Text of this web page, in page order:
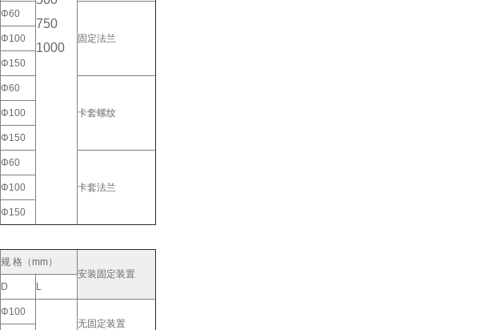
750
1000
Φ60
固定法兰
Φ100
Φ150
Φ60
卡套螺纹
Φ100
Φ150
Φ60
卡套法兰
Φ100
Φ150
规 格（mm）
安装固定装置
D
L
Φ100
无固定装置